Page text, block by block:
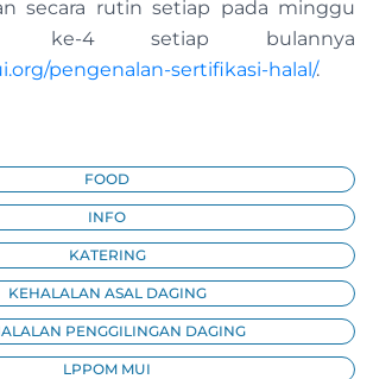
secara rutin setiap pada minggu
ke-4 setiap bulannya
pengenalan-sertifikasi-halal/.
FOOD
INFO
KATERING
KEHALALAN ASAL DAGING
PENGGILINGAN DAGING
LPPOM MUI